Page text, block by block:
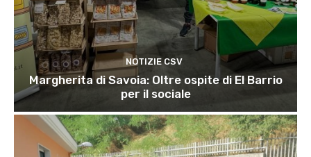
NOTIZIE CSV
Margherita di Savoia: Oltre ospite di El Barrio
per il sociale